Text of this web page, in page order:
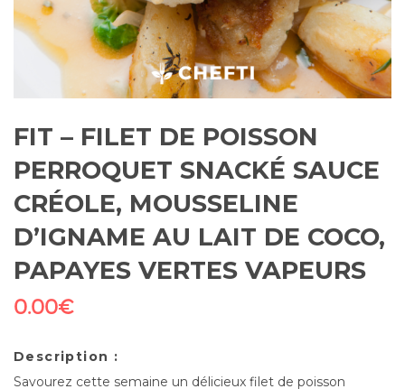
FIT – FILET DE POISSON
PERROQUET SNACKÉ SAUCE
CRÉOLE, MOUSSELINE
D’IGNAME AU LAIT DE COCO,
PAPAYES VERTES VAPEURS
0.00€
Description :
Savourez cette semaine un délicieux filet de poisson